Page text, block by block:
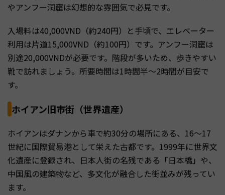
やアンフー洞窟は幻想的な雰囲気で必見です。
入場料は40,000VND（約240円）と手頃で、エレベーター
利用は片道15,000VND（約100円）です。アンフー洞窟は
別途20,000VNDが必要です。階段が多いため、歩きやすい
靴で訪れましょう。所要時間は1時間半〜2時間が目安で
す。
ホイアン旧市街（世界遺産）
ホイアンはダナンから車で約30分の場所にある、16〜17
世紀に国際貿易港として栄えた古都です。1999年に世界文
化遺産に登録され、日本人街の名残である「日本橋」や、
中国風の建築物など、多文化が融合した街並みが残ってい
ます。